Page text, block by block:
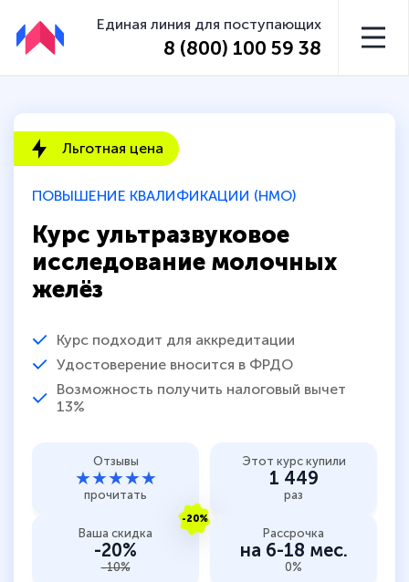
Единая линия для поступающих
8 (800) 100 59 38
ПОВЫШЕНИЕ КВАЛИФИКАЦИИ (НМО)
Курс ультразвуковое
исследование молочных
желёз
Курс подходит для аккредитации
Удостоверение вносится в ФРДО
Возможность получить налоговый вычет
13%
Льготная цена
Отзывы
★★★★★
прочитать
Этот курс купили
1 449
раз
-20%
Ваша скидка
-20%
-10%
Рассрочка
на 6-18 мес.
0%